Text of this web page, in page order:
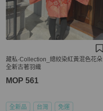
藏私·Collection_總絞染紅黃混色花朵
全新古著羽織
MOP 561
全新品 台灣 免運